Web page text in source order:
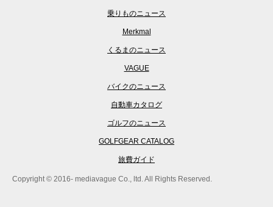
乗りものニュース
Merkmal
くるまのニュース
VAGUE
バイクのニュース
自動車カタログ
ゴルフのニュース
GOLFGEAR CATALOG
旅費ガイド
Copyright © 2016- mediavague Co., ltd. All Rights Reserved.